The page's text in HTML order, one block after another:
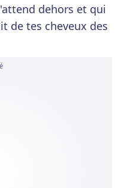
dehors et qui
de tes cheveux des